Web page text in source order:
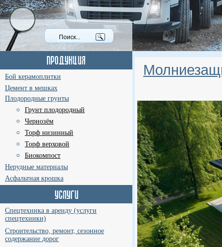
Бой керамоплитки
Цемент в мешках
Плодородные грунты
Грунт плодородный
Чернозём
Торф низинный
Торф верховой
Биокомпост
Нерудные материалы
Асфальтная крошка
Спецтехника в аренду (услуги
спецтехники)
Строительство, ремонт, сезонное
содержание дорог